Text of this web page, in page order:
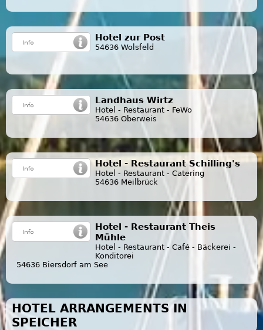
Hotel zur Post
54636 Wolsfeld
Landhaus Wirtz
Hotel - Restaurant - FeWo
54636 Oberweis
Hotel - Restaurant Schilling's
Hotel - Restaurant - Catering
54636 Meilbrück
Hotel - Restaurant Theis
Mühle
Hotel - Restaurant - Café - Bäckerei -
Konditorei
54636 Biersdorf am See
HOTEL ARRANGEMENTS IN
SPEICHER